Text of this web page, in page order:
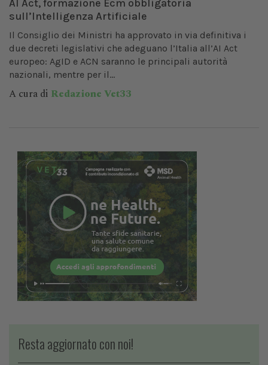
AI Act, formazione Ecm obbligatoria
sull’Intelligenza Artificiale
Il Consiglio dei Ministri ha approvato in via definitiva i
due decreti legislativi che adeguano l’Italia all’AI Act
europeo: AgID e ACN saranno le principali autorità
nazionali, mentre per il...
A cura di Redazione Vet33
Resta aggiornato con noi!